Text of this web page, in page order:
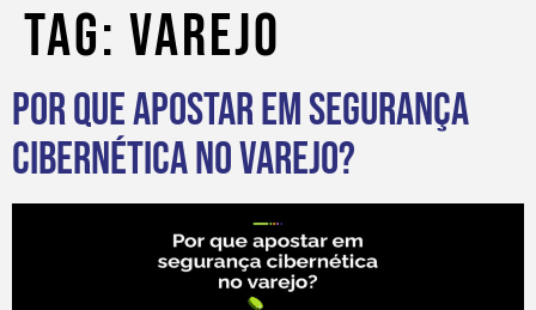
Tag: Varejo
Por que apostar em segurança
cibernética no varejo?